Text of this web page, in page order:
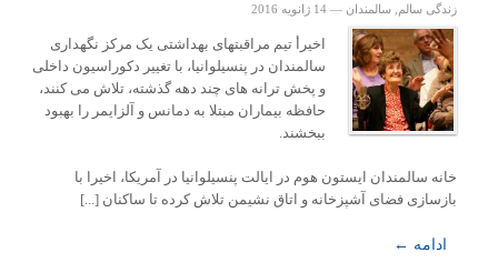
درباره ما
زندگی سالم سالمندان — 14 ژانویه 2016
اخیرأ تیم مراقبتهای بهداشتی یک مرکز نگهداری
سالمندان در پنسیلوانیا، با تغییر دکوراسیون داخلی
و پخش ترانه های چند دهه گذشته، تلاش می کنند،
حافظه بیماران مبتلا به دمانس و آلزایمر را بهبود
ببخشند.
خانه سالمندان ایستون هوم در ایالت پنسیلوانیا در آمریکا، اخیرا با
بازسازی فضای آشپزخانه و اتاق نشیمن تلاش کرده تا ساکنان [...]
ادامه ←